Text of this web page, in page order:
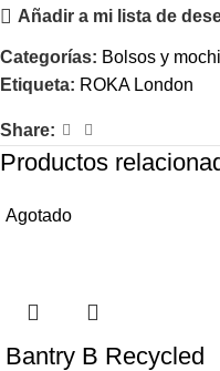
Añadir a mi lista de
Categorías: Bolsos y
Etiqueta: ROKA London
Share:
Productos
Agotado
Bantry B Recycled